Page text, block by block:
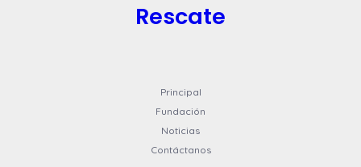
Rescate
Principal
Fundación
Noticias
Contáctanos